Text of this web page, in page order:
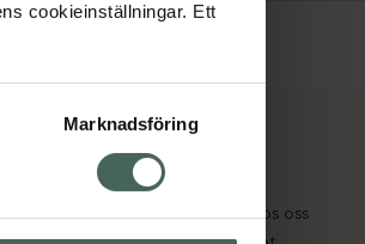
cookieinställningar. Ett
Marknadsföring
och läkemedel
Jobba hos oss